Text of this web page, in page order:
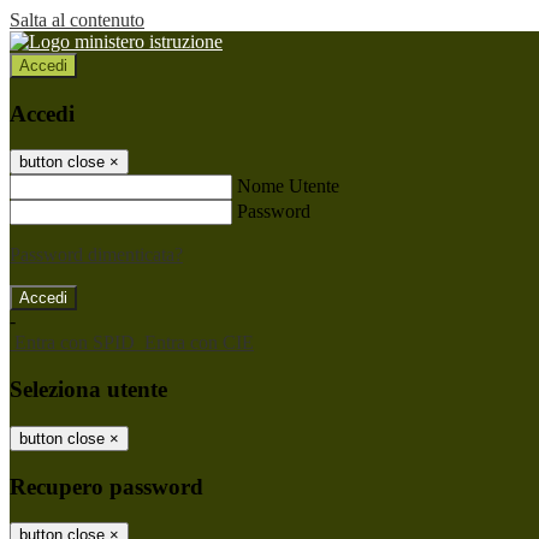
Salta al contenuto
Accedi
Accedi
button close ×
Nome Utente
Password
Password dimenticata?
-
Entra con SPID Entra con CIE
Seleziona utente
button close ×
Recupero password
button close ×